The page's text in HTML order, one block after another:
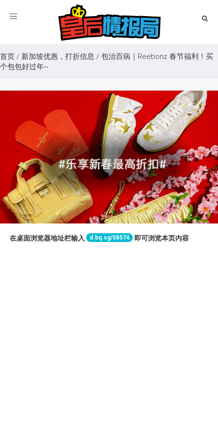
Toggle
首页 / 新加坡优惠，打折信息 / 包治百病｜Reebonz 春节福利！买
个包包好过年~
在桌面浏览器地址栏输入 d.bq.sg/58574 即可浏览本页内容